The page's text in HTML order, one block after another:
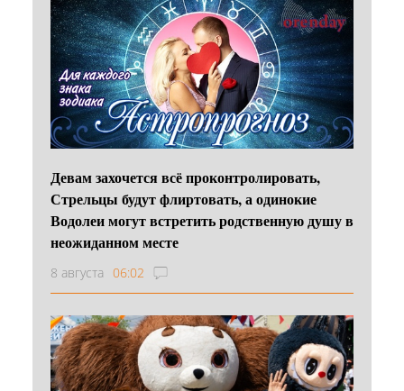
Девам захочется всё проконтролировать,
Стрельцы будут флиртовать, а одинокие
Водолеи могут встретить родственную душу в
неожиданном месте
8 августа 06:02